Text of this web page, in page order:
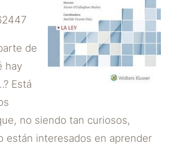
de
hay
Está
no siendo tan curiosos,
están interesados en aprender